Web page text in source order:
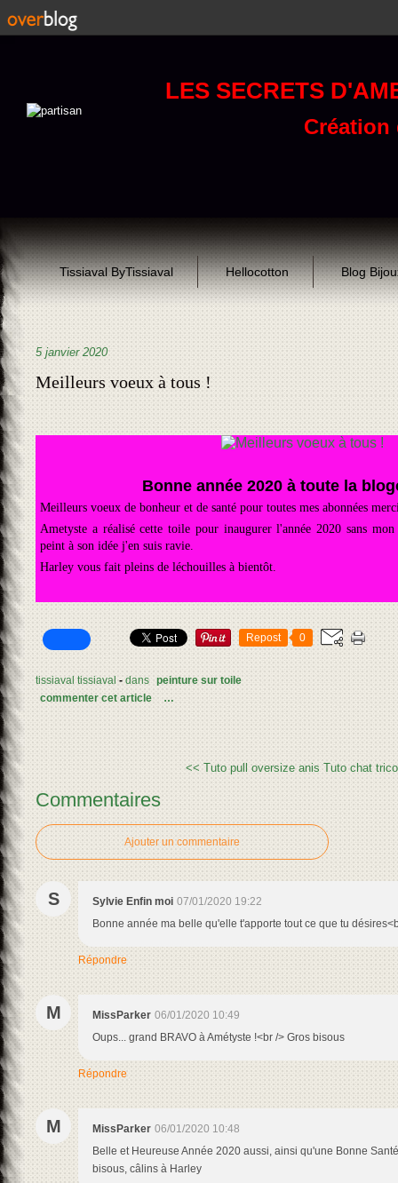
LES SECRETS
Création
Tissiaval ByTissiaval Hellocotton Blog
5 janvier 2020
Meilleurs voeux à tous !
Bonne année 2020 à toute la
Meilleurs voeux de bonheur et de santé pour toutes mes abonnées
Ametyste a réalisé cette toile pour inaugurer l'année 2020 sans
peint à son idée j'en suis ravie.
Harley vous fait pleins de léchouilles à bientôt.
Repost 0
tissiaval tissiaval - dans peinture sur toile
commenter cet article
…
<< Tuto pull oversize anis Tuto chat
Commentaires
Ajouter un commentaire
S Sylvie Enfin moi 07/01/2020 19:22
Bonne année ma belle qu'elle t'apporte tout ce que tu
Répondre
M MissParker 06/01/2020 10:49
Oups... grand BRAVO à Amétyste !<br /> Gros bisous
Répondre
M MissParker 06/01/2020 10:48
Belle et Heureuse Année 2020 aussi, ainsi qu'une Bonne
bisous, câlins à Harley